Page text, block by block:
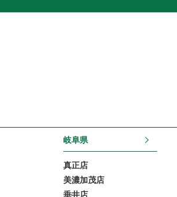
岐阜県
真正店
美濃加茂店
垂井店